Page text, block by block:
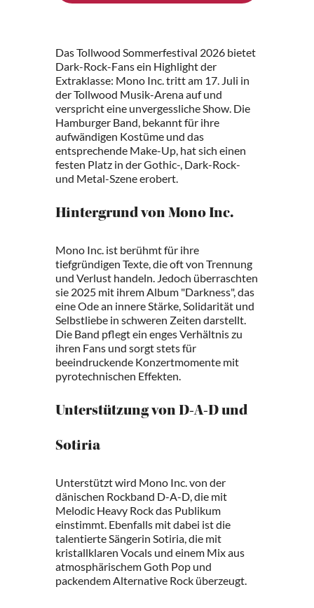
Das Tollwood Sommerfestival 2026 bietet
Dark-Rock-Fans ein Highlight der
Extraklasse: Mono Inc. tritt am 17. Juli in
der Tollwood Musik-Arena auf und
verspricht eine unvergessliche Show. Die
Hamburger Band, bekannt für ihre
aufwändigen Kostüme und das
entsprechende Make-Up, hat sich einen
festen Platz in der Gothic-, Dark-Rock-
und Metal-Szene erobert.
Hintergrund von Mono Inc.
Mono Inc. ist berühmt für ihre
tiefgründigen Texte, die oft von Trennung
und Verlust handeln. Jedoch überraschten
sie 2025 mit ihrem Album "Darkness", das
eine Ode an innere Stärke, Solidarität und
Selbstliebe in schweren Zeiten darstellt.
Die Band pflegt ein enges Verhältnis zu
ihren Fans und sorgt stets für
beeindruckende Konzertmomente mit
pyrotechnischen Effekten.
Unterstützung von D-A-D und
Sotiria
Unterstützt wird Mono Inc. von der
dänischen Rockband D-A-D, die mit
Melodic Heavy Rock das Publikum
einstimmt. Ebenfalls mit dabei ist die
talentierte Sängerin Sotiria, die mit
kristallklaren Vocals und einem Mix aus
atmosphärischem Goth Pop und
packendem Alternative Rock überzeugt.